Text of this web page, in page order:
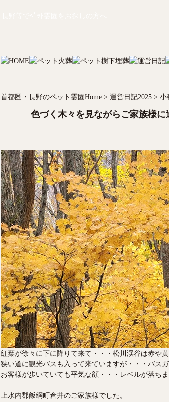
首都圏・長野のペット霊園Home > 運営日記2025 >
色づく木々を見ながらご家族様
紅葉が徐々に下に降りて来て・・・松川渓谷は赤や
狭い道に観光バスも入って来ていますが・・・バス
お客様が歩いていても平気な顔・・・レベルが落ち
上水内郡飯綱町倉井のご家族様でした。